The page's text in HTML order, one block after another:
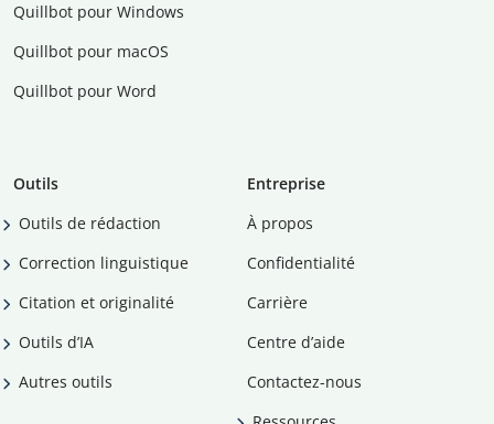
Quillbot pour Windows
Quillbot pour macOS
Quillbot pour Word
Outils
Outils de rédaction
Correction linguistique
Citation et originalité
Outils d’IA
Autres outils
Entreprise
À propos
Confidentialité
Carrière
Centre d’aide
Contactez-nous